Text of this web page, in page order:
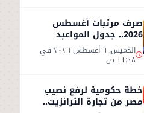
صرف مرتبات أغسطس
2026.. جدول المواعيد
وأحدث تفاصيل الحد الأدنى
للأجور الخميس، ٦ أغسطس ٢٠٢٦ في
١١:٠٨ ص
خطة حكومية لرفع نصيب
مصر من تجارة الترانزيت..